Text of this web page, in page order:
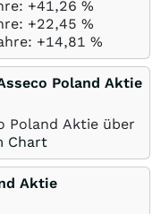
+41,26 %
+22,45 %
+14,81 %
Poland Aktie
Poland Aktie über
Chart
Aktie